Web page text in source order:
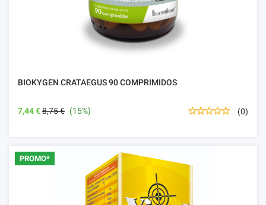
BIOKYGEN CRATAEGUS 90 COMPRIMIDOS
7,44 €8,75 € (15%) (0)
PROMO*